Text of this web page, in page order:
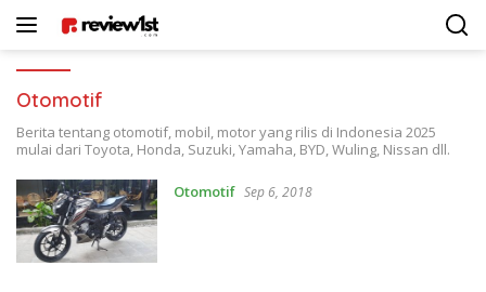
Otomotif
Berita tentang otomotif, mobil, motor yang rilis di Indonesia 2025
mulai dari Toyota, Honda, Suzuki, Yamaha, BYD, Wuling, Nissan dll.
Otomotif Sep 6, 2018